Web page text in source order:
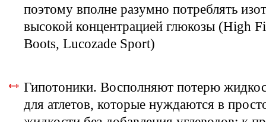
поэтому вполне разумно потреблять
высокой концентрацией глюкозы (High
Boots, Lucozade Sport)
Гипотоники. Восполняют потерю
для атлетов, которые нуждаются в